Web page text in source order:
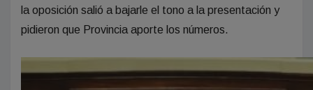
la oposición salió a bajarle el tono a la presentación y
pidieron que Provincia aporte los números.